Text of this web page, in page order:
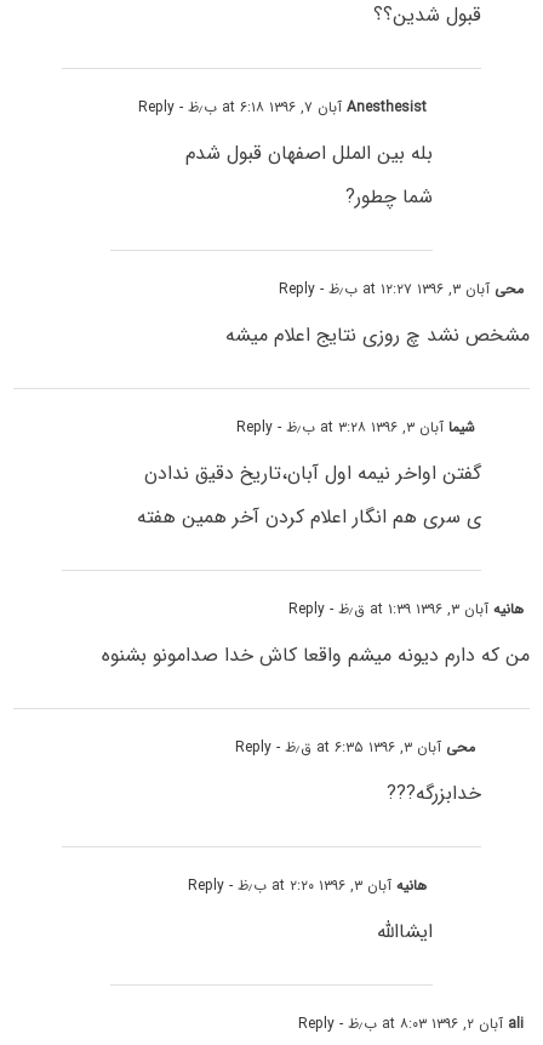
قبول شدین؟؟
Anesthesistآبان ۷, ۱۳۹۶ at ۶:۱۸ ب٫ظ - Reply
بله بین الملل اصفهان قبول شدم
شما چطور?
محی آبان ۳, ۱۳۹۶ at ۱۲:۲۷ ب٫ظ - Reply
مشخص نشد چ روزی نتایج اعلام میشه
شیماآبان ۳, ۱۳۹۶ at ۳:۲۸ ب٫ظ - Reply
گفتن اواخر نیمه اول آبان،تاریخ دقیق ندادن
ی سری هم انگار اعلام کردن آخر همین هفته
هانیهآبان ۳, ۱۳۹۶ at ۱:۳۹ ق٫ظ - Reply
من که دارم دیونه میشم واقعا کاش خدا صدامونو بشنوه
محی آبان ۳, ۱۳۹۶ at ۶:۳۵ ق٫ظ - Reply
خدابزرگه???
هانیهآبان ۳, ۱۳۹۶ at ۲:۲۰ ب٫ظ - Reply
ایشاالله
ali آبان ۲, ۱۳۹۶ at ۸:۰۳ ب٫ظ - Reply